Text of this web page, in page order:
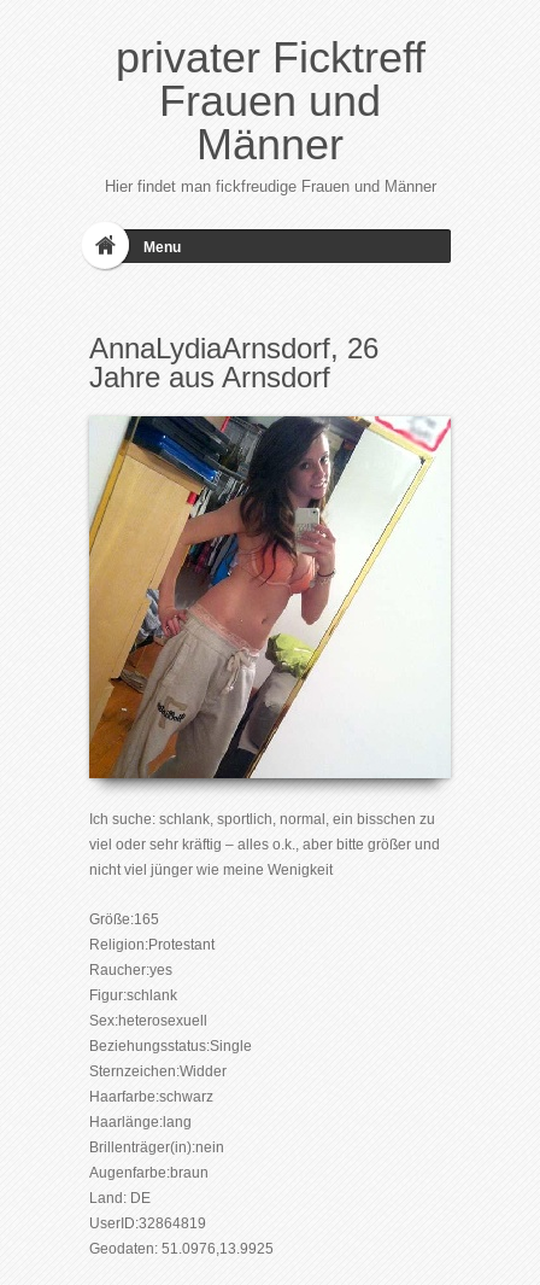
privater Ficktreff
Frauen und
Männer
Hier findet man fickfreudige Frauen und Männer
Menu
AnnaLydiaArnsdorf, 26
Jahre aus Arnsdorf
Ich suche: schlank, sportlich, normal, ein bisschen zu
viel oder sehr kräftig – alles o.k., aber bitte größer und
nicht viel jünger wie meine Wenigkeit
Größe:165
Religion:Protestant
Raucher:yes
Figur:schlank
Sex:heterosexuell
Beziehungsstatus:Single
Sternzeichen:Widder
Haarfarbe:schwarz
Haarlänge:lang
Brillenträger(in):nein
Augenfarbe:braun
Land: DE
UserID:32864819
Geodaten: 51.0976,13.9925